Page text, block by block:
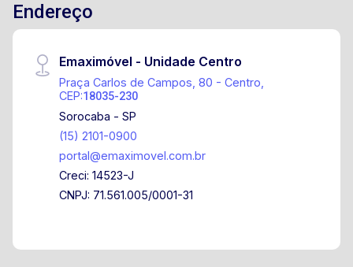
Endereço
Emaximóvel - Unidade Centro
Praça Carlos de Campos, 80 - Centro,
CEP:18035-230
Sorocaba - SP
(15) 2101-0900
portal@emaximovel.com.br
Creci: 14523-J
CNPJ: 71.561.005/0001-31